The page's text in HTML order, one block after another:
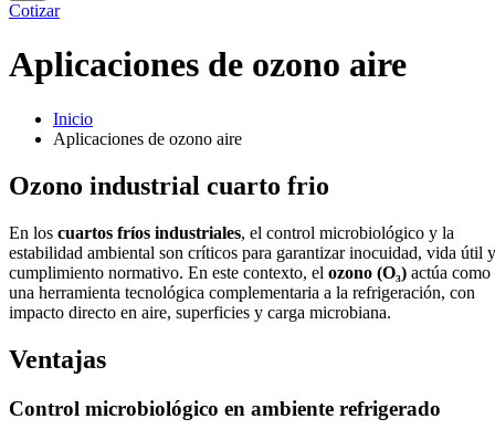
Cotizar
Aplicaciones de ozono aire
Inicio
Aplicaciones de ozono aire
Ozono industrial cuarto frio
En los cuartos fríos industriales, el control microbiológico y la
estabilidad ambiental son críticos para garantizar inocuidad, vida útil y
cumplimiento normativo. En este contexto, el ozono (O₃) actúa como
una herramienta tecnológica complementaria a la refrigeración, con
impacto directo en aire, superficies y carga microbiana.
Ventajas
Control microbiológico en ambiente refrigerado